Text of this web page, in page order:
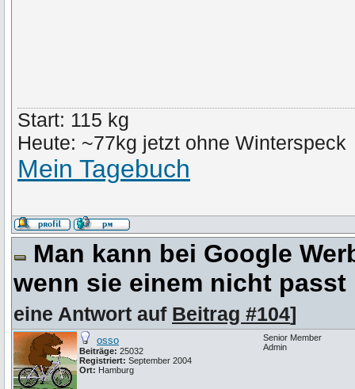
Start: 115 kg
Heute: ~77kg jetzt ohne Winterspeck
Mein Tagebuch
Man kann bei Google
wenn sie einem nicht passt
eine Antwort auf Beitrag #104]
osso
Beiträge: 25032
Registriert: September 2004
Ort: Hamburg
Senior Member
Admin